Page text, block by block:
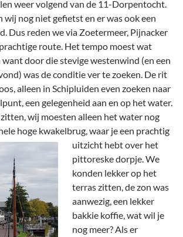
weer volgend van de 11-Dorpentocht.
wij nog niet gefietst en er was ook een
Dus reden we via Zoetermeer, Pijnacker
route. Het tempo moest wat
door die stevige westenwind (en een
was de conditie ver te zoeken. De rit
alleen in Schipluiden even zoeken naar
een gelegenheid aan en op het water.
zitten, wij moesten alleen het water nog
hoge kwakelbrug, waar je een prachtig
uitzicht hebt over het
pittoreske dorpje. We
konden lekker op het
terras zitten, de zon was
aanwezig, een lekker
bakkie koffie, wat wil je
nog meer? Als er